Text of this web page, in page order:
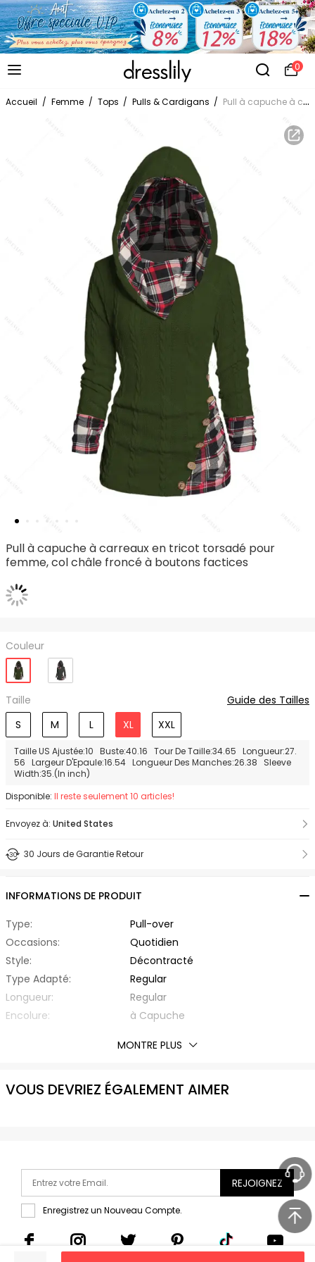
0
Accueil / Femme / Tops / Pulls & Cardigans / Pull à capuche à carreaux en tricot torsadé pour femme, col châle froncé à boutons factices
Pull à capuche à carreaux en tricot torsadé pour
femme, col châle froncé à boutons factices
Couleur
Taille
Guide des Tailles
S
M L XL XXL
Taille US Ajustée:10 Buste:40.16 Tour De Taille:34.65 Longueur:27.
56 Largeur D'Epaule:16.54 Longueur Des Manches:26.38 Sleeve
Width:35.(In inch)
Disponible: Il reste seulement 10 articles!
Envoyez à: United States
30 Jours de Garantie Retour
INFORMATIONS DE PRODUIT
Type:
Pull-over
Occasions:
Quotidien
Style:
Décontracté
Type Adapté:
Regular
Longueur:
Regular
Encolure:
à Capuche
Polyester,Spandex
Type de Motif:
Carreau
MONTRE PLUS
VOUS DEVRIEZ ÉGALEMENT AIMER
REJOIGNEZ
Enregistrez un Nouveau Compte.